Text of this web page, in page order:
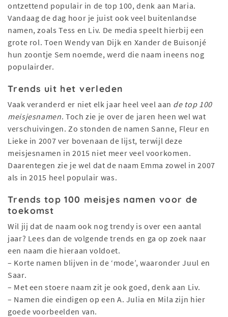
ontzettend populair in de top 100, denk aan Maria.
Vandaag de dag hoor je juist ook veel buitenlandse
namen, zoals Tess en Liv. De media speelt hierbij een
grote rol. Toen Wendy van Dijk en Xander de Buisonjé
hun zoontje Sem noemde, werd die naam ineens nog
populairder.
Trends uit het verleden
Vaak veranderd er niet elk jaar heel veel aan de top 100
meisjesnamen. Toch zie je over de jaren heen wel wat
verschuivingen. Zo stonden de namen Sanne, Fleur en
Lieke in 2007 ver bovenaan de lijst, terwijl deze
meisjesnamen in 2015 niet meer veel voorkomen.
Daarentegen zie je wel dat de naam Emma zowel in 2007
als in 2015 heel populair was.
Trends top 100 meisjes namen voor de
toekomst
Wil jij dat de naam ook nog trendy is over een aantal
jaar? Lees dan de volgende trends en ga op zoek naar
een naam die hieraan voldoet.
– Korte namen blijven in de ‘mode’, waaronder Juul en
Saar.
– Met een stoere naam zit je ook goed, denk aan Liv.
– Namen die eindigen op een A. Julia en Mila zijn hier
goede voorbeelden van.